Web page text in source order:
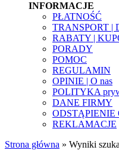
INFORMACJE
PŁATNOŚĆ
TRANSPORT |
RABATY |
PORADY
POMOC
REGULAMIN
OPINIE | O nas
POLITYKA
DANE FIRMY
ODSTĄPIENIE
REKLAMACJE
Strona główna » Wyniki